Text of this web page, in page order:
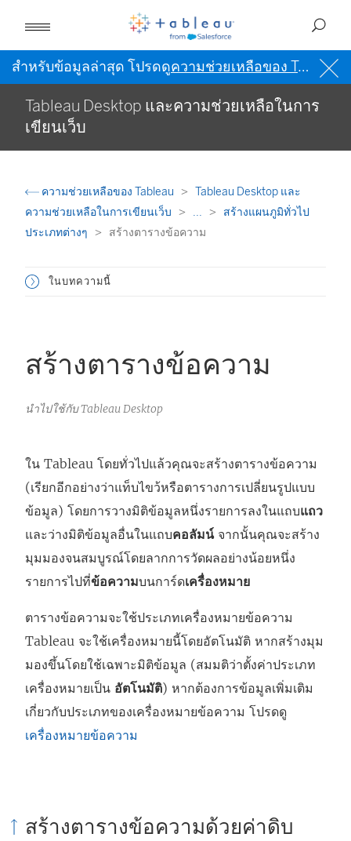
สำหรับข้อมูลล่าสุด โปรดดูความช่วยเหลือของ Tableau เป็นภาษาอังกฤษ (สหรัฐอเมริกา)
Tableau Desktop และความช่วยเหลือในการ
เขียนเว็บ
ความช่วยเหลือของ Tableau
Tableau Desktop และ
ความช่วยเหลือในการเขียนเว็บ
...
สร้างแผนภูมิทั่วไป
ประเภทต่างๆ
สร้างตารางข้อความ
ในบทความนี้
สร้างตารางข้อความ
นำไปใช้กับ Tableau Desktop
ใน Tableau โดยทั่วไปแล้วคุณจะสร้างตารางข้อความ
(เรียกอีกอย่างว่าแท็บไขว้หรือตารางการเปลี่ยนรูปแบบ
ข้อมูล) โดยการวางมิติข้อมูลหนึ่งรายการลงในแถบแถว
และว่างมิติข้อมูลอื่นในแถบคอลัมน์จากนั้นคุณจะสร้าง
มุมมองจนสมบูรณ์โดยลากการวัดผลอย่างน้อยหนึ่ง
รายการไปที่ข้อความบนการ์ดเครื่องหมาย
ตารางข้อความจะใช้ประเภทเครื่องหมายข้อความ
Tableau จะใช้เครื่องหมายนี้โดยอัตโนมัติ หากสร้างมุม
มองขึ้นโดยใช้เฉพาะมิติข้อมูล (สมมติว่าตั้งค่าประเภท
เครื่องหมายเป็น อัตโนมัติ) หากต้องการข้อมูลเพิ่มเติม
เกี่ยวกับประเภทของเครื่องหมายข้อความ โปรดดู
เครื่องหมายข้อความ
สร้างตารางข้อความด้วยค่าดิบ